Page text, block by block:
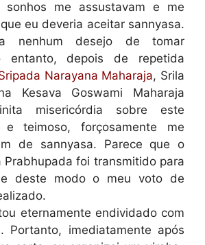
sonhos me assustavam e me
eu deveria aceitar sannyasa.
nenhum desejo de tomar
entanto, depois de repetida
Narayana Maharaja, Srila
Kesava Goswami Maharaja
misericórdia sobre este
e teimoso, forçosamente me
de sannyasa. Parece que o
Prabhupada foi transmitido para
deste modo o meu voto de
eternamente endividado com
Portanto, imediatamente após